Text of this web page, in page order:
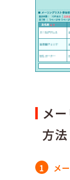
メ
方法
メ